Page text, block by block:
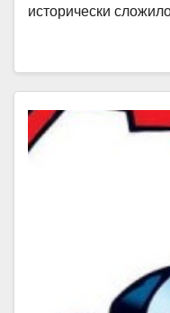
исторически